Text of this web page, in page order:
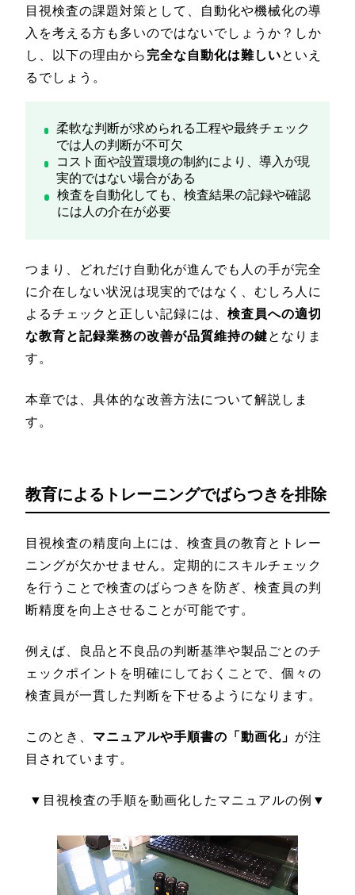
目視検査の課題対策として、自動化や機械化の導
入を考える方も多いのではないでしょうか？しか
し、以下の理由から 完全な自動化は難しいといえ
るでしょう。
柔軟な判断が求められる工程や最終チェック
では人の判断が不可欠
コスト面や設置環境の制約により、導入が現
実的ではない場合がある
検査を自動化しても、検査結果の記録や確認
には人の介在が必要
つまり、どれだけ自動化が進んでも人の手が完全
に介在しない状況は現実的ではなく、むしろ人に
よるチェックと正しい記録には、 検査員への適切
な教育と記録業務の改善が品質維持の鍵となりま
す。
本章では、具体的な改善方法について解説しま
す。
教育によるトレーニングでばらつきを排除
目視検査の精度向上には、検査員の教育とトレー
ニングが欠かせません。定期的にスキルチェック
を行うことで検査のばらつきを防ぎ、検査員の判
断精度を向上させることが可能です。
例えば、良品と不良品の判断基準や製品ごとのチ
ェックポイントを明確にしておくことで、個々の
検査員が一貫した判断を下せるようになります。
このとき、 マニュアルや手順書の「動画化」 が注
目されています。
▼目視検査の手順を動画化したマニュアルの例▼